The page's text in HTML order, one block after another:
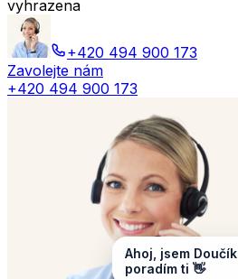
vyhrazena
+420 494 900 173
Zavolejte nám
+420 494 900 173
Ahoj, jsem Doučík
poradím ti 👋